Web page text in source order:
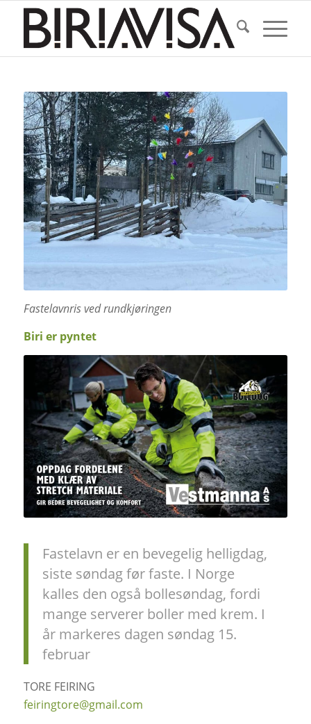
Fastelavnris ved rundkjøringen
Biri er pyntet
Fastelavn er en bevegelig helligdag,
siste søndag før faste. I Norge
kalles den også bollesøndag, fordi
mange serverer boller med krem. I
år markeres dagen søndag 15.
februar
TORE FEIRING
feiringtore@gmail.com